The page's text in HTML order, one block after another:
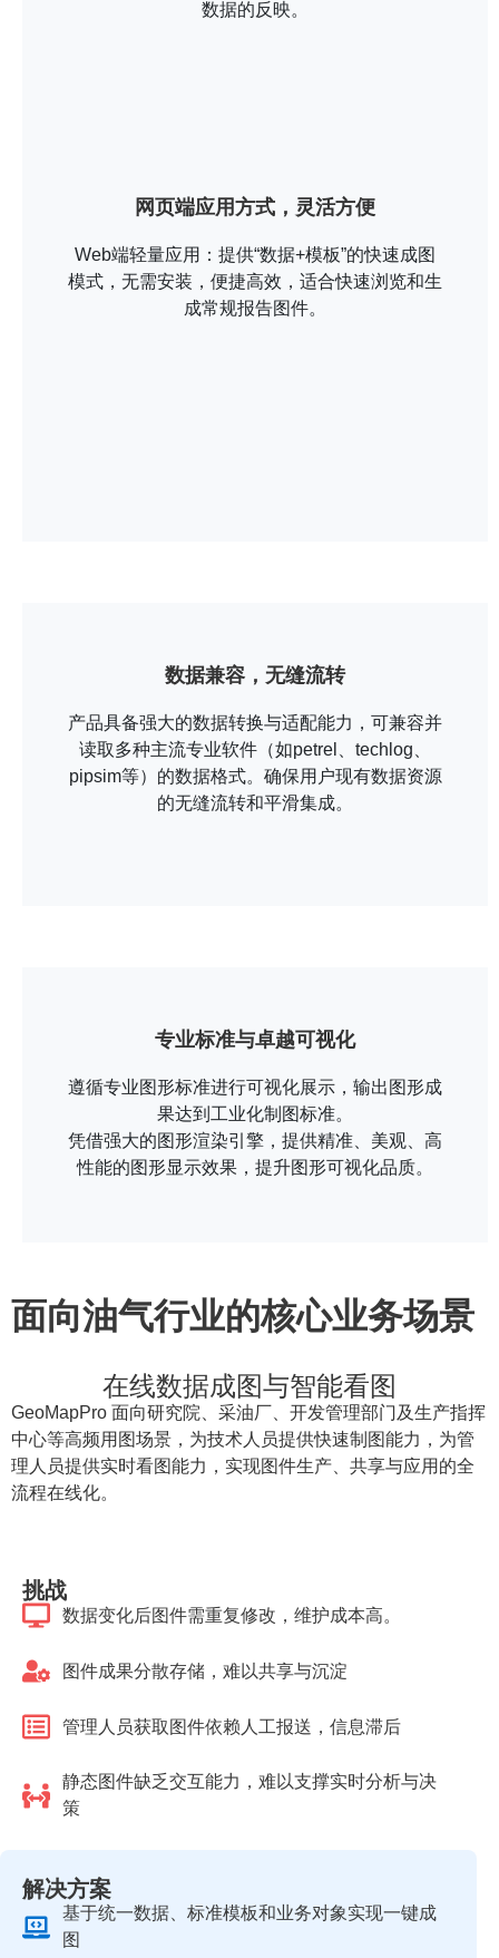
数据的反映。
网页端应用方式，灵活方便
Web端轻量应用：提供“数据+模板”的快速成图
模式，无需安装，便捷高效，适合快速浏览和生
成常规报告图件。
数据兼容，无缝流转
产品具备强大的数据转换与适配能力，可兼容并
读取多种主流专业软件（如petrel、techlog、
pipsim等）的数据格式。确保用户现有数据资源
的无缝流转和平滑集成。
专业标准与卓越可视化
遵循专业图形标准进行可视化展示，输出图形成
果达到工业化制图标准。
凭借强大的图形渲染引擎，提供精准、美观、高
性能的图形显示效果，提升图形可视化品质。
面向油气行业的核心业务场景
在线数据成图与智能看图
GeoMapPro 面向研究院、采油厂、开发管理部门及生产指挥
中心等高频用图场景，为技术人员提供快速制图能力，为管
理人员提供实时看图能力，实现图件生产、共享与应用的全
流程在线化。
挑战
数据变化后图件需重复修改，维护成本高。
图件成果分散存储，难以共享与沉淀
管理人员获取图件依赖人工报送，信息滞后
静态图件缺乏交互能力，难以支撑实时分析与决
策
解决方案
基于统一数据、标准模板和业务对象实现一键成
图